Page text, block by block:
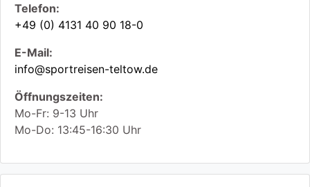
Telefon:
+49 (0) 4131 40 90 18-0
E-Mail:
info@sportreisen-teltow.de
Öffnungszeiten:
Mo-Fr: 9-13 Uhr
Mo-Do: 13:45-16:30 Uhr